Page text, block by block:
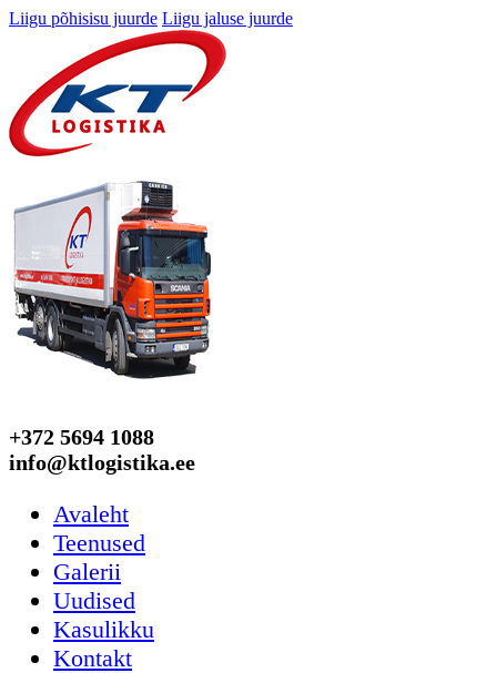
Liigu põhisisu juurde Liigu jaluse juurde
+372 5694 1088
info@ktlogistika.ee
Avaleht
Teenused
Galerii
Uudised
Kasulikku
Kontakt